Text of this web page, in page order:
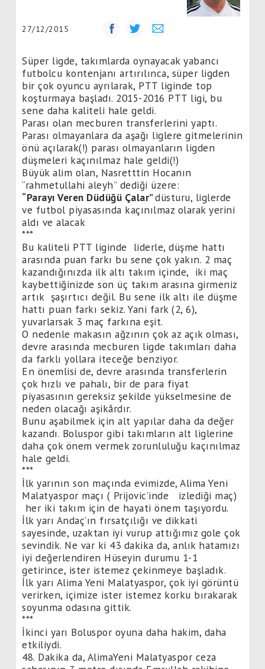
27/12/2015
Süper ligde, takımlarda oynayacak yabancı
futbolcu kontenjanı artırılınca, süper ligden
bir çok oyuncu ayrılarak, PTT liginde top
koşturmaya başladı. 2015-2016 PTT ligi, bu
sene daha kaliteli hale geldi.
Parası olan mecburen transferlerini yaptı.
Parası olmayanlara da aşağı liglere gitmelerinin
önü açılarak(!) parası olmayanların ligden
düşmeleri kaçınılmaz hale geldi(!)
Büyük alim olan, Nasretttin Hocanın
“rahmetullahi aleyh” dediği üzere:
“Parayı Veren Düdüğü Çalar”düsturu, liglerde
ve futbol piyasasında kaçınılmaz olarak yerini
aldı ve alacak
***
Bu kaliteli PTT liginde liderle, düşme hattı
arasında puan farkı bu sene çok yakın. 2 maç
kazandığınızda ilk altı takım içinde, iki maç
kaybettiğinizde son üç takım arasına girmeniz
artık şaşırtıcı değil. Bu sene ilk altı ile düşme
hattı puan farkı sekiz. Yani fark (2, 6),
yuvarlarsak 3 maç farkına eşit.
O nedenle makasın ağzının çok az açık olması,
devre arasında mecburen ligde takımları daha
da farklı yollara iteceğe benziyor.
En önemlisi de, devre arasında transferlerin
çok hızlı ve pahalı, bir de para fiyat
piyasasının gereksiz şekilde yükselmesine de
neden olacağı aşikârdır.
Bunu aşabilmek için alt yapılar daha da değer
kazandı. Boluspor gibi takımların alt liglerine
daha çok önem vermek zorunluluğu kaçınılmaz
hale geldi.
***
İlk yarının son maçında evimizde, Alima Yeni
Malatyaspor maçı ( Prijovic’inde izlediği maç)
her iki takım için de hayati önem taşıyordu.
İlk yarı Andaç’ın fırsatçılığı ve dikkati
sayesinde, uzaktan iyi vurup attığımız gole çok
sevindik. Ne var ki 43 dakika da, anlık hatamızı
iyi değerlendiren Hüseyin durumu 1-1
getirince, ister istemez çekinmeye başladık.
İlk yarı Alima Yeni Malatyaspor, çok iyi görüntü
verirken, içimize ister istemez korku bırakarak
soyunma odasına gittik.
***
İkinci yarı Boluspor oyuna daha hakim, daha
etkiliydi.
48. Dakika da, AlimaYeni Malatyaspor ceza